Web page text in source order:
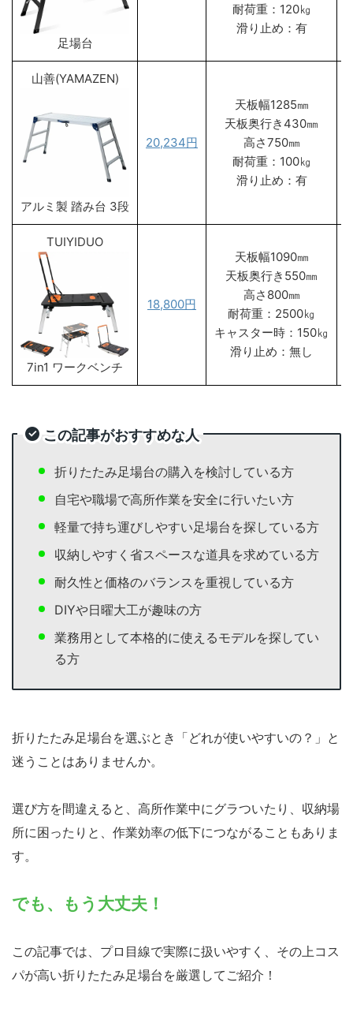
足場台
耐荷重：120㎏
滑り止め：有
山善(YAMAZEN)
アルミ製 踏み台 3段
20,234円
天板幅1285㎜
天板奥行き430㎜
高さ750㎜
耐荷重：100㎏
滑り止め：有
TUIYIDUO
7in1 ワークベンチ
18,800円
天板幅1090㎜
天板奥行き550㎜
高さ800㎜
耐荷重：2500㎏
キャスター時：150㎏
滑り止め：無し
この記事がおすすめな人
折りたたみ足場台の購入を検討している方
自宅や職場で高所作業を安全に行いたい方
軽量で持ち運びしやすい足場台を探している方
収納しやすく省スペースな道具を求めている方
耐久性と価格のバランスを重視している方
DIYや日曜大工が趣味の方
業務用として本格的に使えるモデルを探してい
る方
折りたたみ足場台を選ぶとき「どれが使いやすいの？」と
迷うことはありませんか。
選び方を間違えると、高所作業中にグラついたり、収納場
所に困ったりと、作業効率の低下につながることもありま
す。
でも、もう大丈夫！
この記事では、プロ目線で実際に扱いやすく、その上コス
パが高い折りたたみ足場台を厳選してご紹介！